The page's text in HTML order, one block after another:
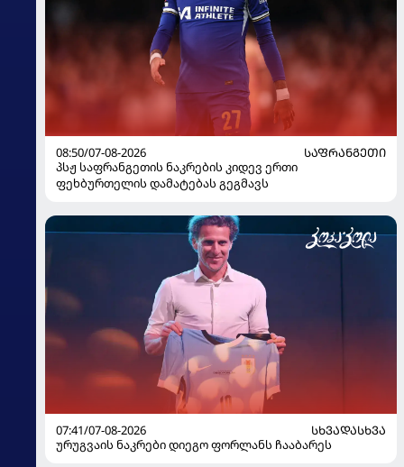
08:50/07-08-2026
ᲡᲐᲤᲠᲐᲜᲒᲔᲗᲘ
პსჟ საფრანგეთის ნაკრების კიდევ ერთი
ფეხბურთელის დამატებას გეგმავს
07:41/07-08-2026
ᲡᲮᲕᲐᲓᲐᲡᲮᲕᲐ
ურუგვაის ნაკრები დიეგო ფორლანს ჩააბარეს